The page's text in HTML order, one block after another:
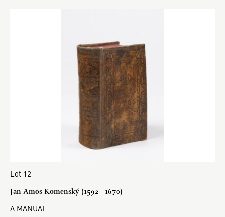
Lot 12
Jan Amos Komenský (1592 - 1670)
A MANUAL